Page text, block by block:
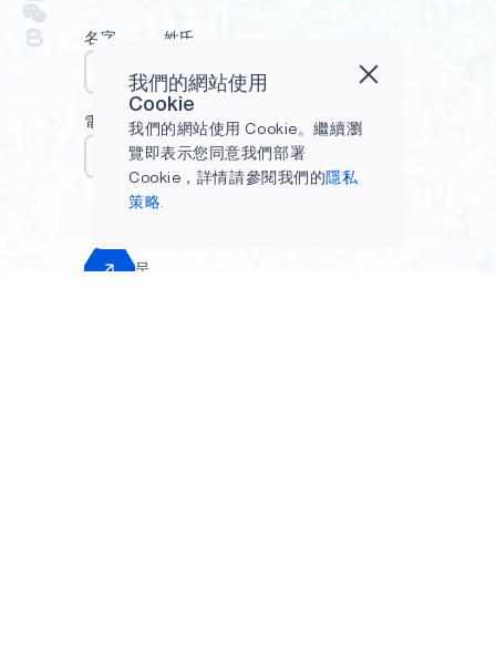
名字 姓氏
電子郵件
呈
我們的網站使用
Cookie
我們的網站使用 Cookie。繼續瀏
覽即表示您同意我們部署
Cookie，詳情請參閱我們的隱私
策略.